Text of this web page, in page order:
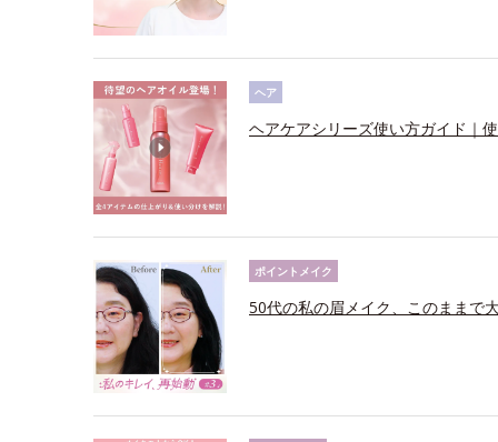
ヘア
ヘアケアシリーズ使い方ガイド｜
ポイントメイク
50代の私の眉メイク、このままで